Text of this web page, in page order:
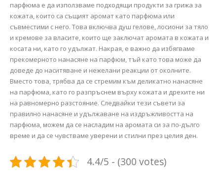
парфюма е да използваме подходящи продукти за грижа за
кожата, които са същият аромат като парфюма или
съвместими с него. Това включва душ гелове, лосиони за тяло
и кремове за власите, които ще заключат аромата в кожата и
косата ни, като го удължат. Накрая, е важно да избягваме
прекомерното нанасяне на парфюм, тъй като това може да
доведе до наситяване и нежелани реакции от околните.
Вместо това, трябва да се стремим към деликатно нанасяне
на парфюма, като го разпръснем върху кожата и дрехите ни
на равномерно разстояние. Следвайки тези съвети за
правилно нанасяне и удължаване на издръжливостта на
парфюма, можем да се насладим на аромата си за по-дълго
време и да се чувстваме уверени и стилни през целия ден.
4.4/5 - (300 votes)